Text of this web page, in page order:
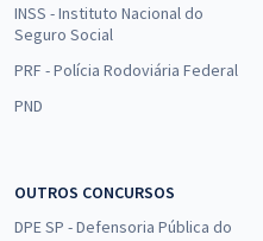
INSS - Instituto Nacional do
Seguro Social
PRF - Polícia Rodoviária Federal
PND
OUTROS CONCURSOS
DPE SP - Defensoria Pública do